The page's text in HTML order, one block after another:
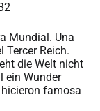
Mundial. Una
Tercer Reich.
die Welt nicht
ein Wunder
hicieron famosa